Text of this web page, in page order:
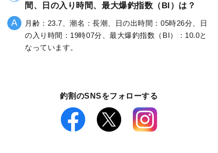
間、日の入り時間、最大爆釣指数（BI）は？
月齢：23.7、潮名：長潮、日の出時間：05時26分、日
の入り時間：19時07分、最大爆釣指数（BI）：10.0と
なっています。
釣割のSNSをフォローする